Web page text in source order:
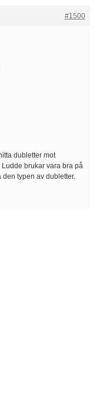
#1500
dubletter mot
brukar vara bra på
typen av dubletter.